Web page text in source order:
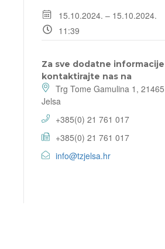
15.10.2024. – 15.10.2024.
11:39
Za sve dodatne informacije
kontaktirajte nas na
Trg Tome Gamulina 1, 21465
Jelsa
+385(0) 21 761 017
+385(0) 21 761 017
info@tzjelsa.hr